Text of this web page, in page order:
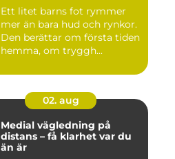
Ett litet barns fot rymmer
mer än bara hud och rynkor.
Den berättar om första tiden
hemma, om tryggh...
02. aug
Medial vägledning på
distans – få klarhet var du
än är